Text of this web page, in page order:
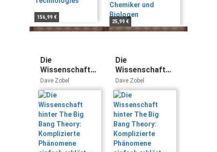
156,99 €
25,99 €
Die
Wissenschaft
hinter The Big
Bang Theory:
Komplizierte
Phänomene
einfach erklärt
― sodass sogar
Penny sie
verstehen würde
Dave Zobel
Die
Wissenschaft
hinter The Big
Bang Theory:
Komplizierte
Phänomene
einfach erklärt
― sodass sogar
Penny sie
verstehen würde
Dave Zobel